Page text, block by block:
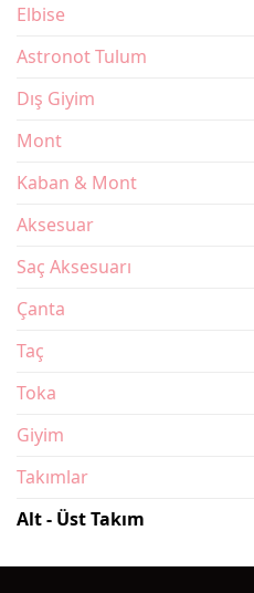
Elbise
Astronot Tulum
Dış Giyim
Mont
Kaban & Mont
Aksesuar
Saç Aksesuarı
Çanta
Taç
Toka
Giyim
Takımlar
Alt - Üst Takım